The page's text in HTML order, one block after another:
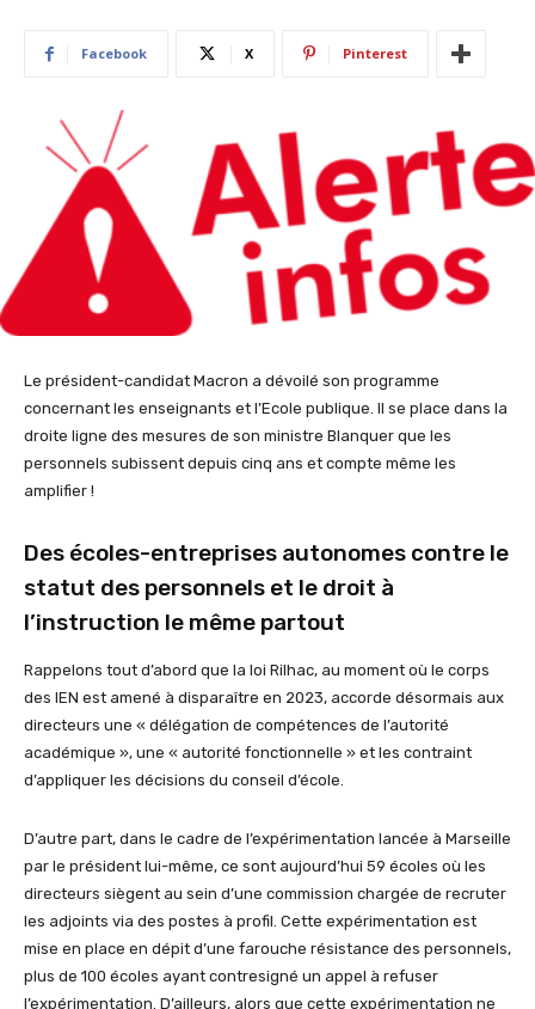
Facebook X Pinterest
Le président-candidat Macron a dévoilé son programme
concernant les enseignants et l’Ecole publique. Il se place dans la
droite ligne des mesures de son ministre Blanquer que les
personnels subissent depuis cinq ans et compte même les
amplifier !
Des écoles-entreprises autonomes contre le
statut des personnels et le droit à
l’instruction le même partout
Rappelons tout d’abord que la loi Rilhac, au moment où le corps
des IEN est amené à disparaître en 2023, accorde désormais aux
directeurs une « délégation de compétences de l’autorité
académique », une « autorité fonctionnelle » et les contraint
d’appliquer les décisions du conseil d’école.
D’autre part, dans le cadre de l’expérimentation lancée à Marseille
par le président lui-même, ce sont aujourd’hui 59 écoles où les
directeurs siègent au sein d’une commission chargée de recruter
les adjoints via des postes à profil. Cette expérimentation est
mise en place en dépit d’une farouche résistance des personnels,
plus de 100 écoles ayant contresigné un appel à refuser
l’expérimentation. D’ailleurs, alors que cette expérimentation ne